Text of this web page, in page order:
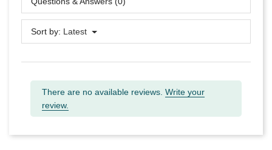
Sort by: Latest
There are no available reviews. Write your
review.